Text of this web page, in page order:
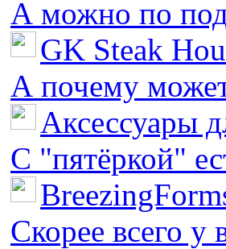
А можно по
GK Steak
А почему может
Аксессуары
С "пятёркой"
Скорее всего у